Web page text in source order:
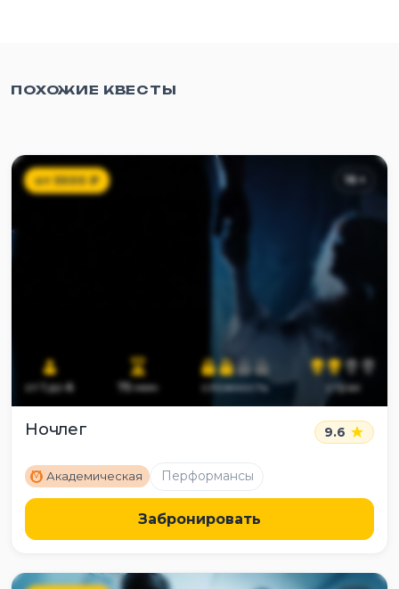
ПОХОЖИЕ КВЕСТЫ
от5500₽ 16+
от до6 75мин сложность страх
Ночлег 9.6
M Академическая Перформансы
Забронировать